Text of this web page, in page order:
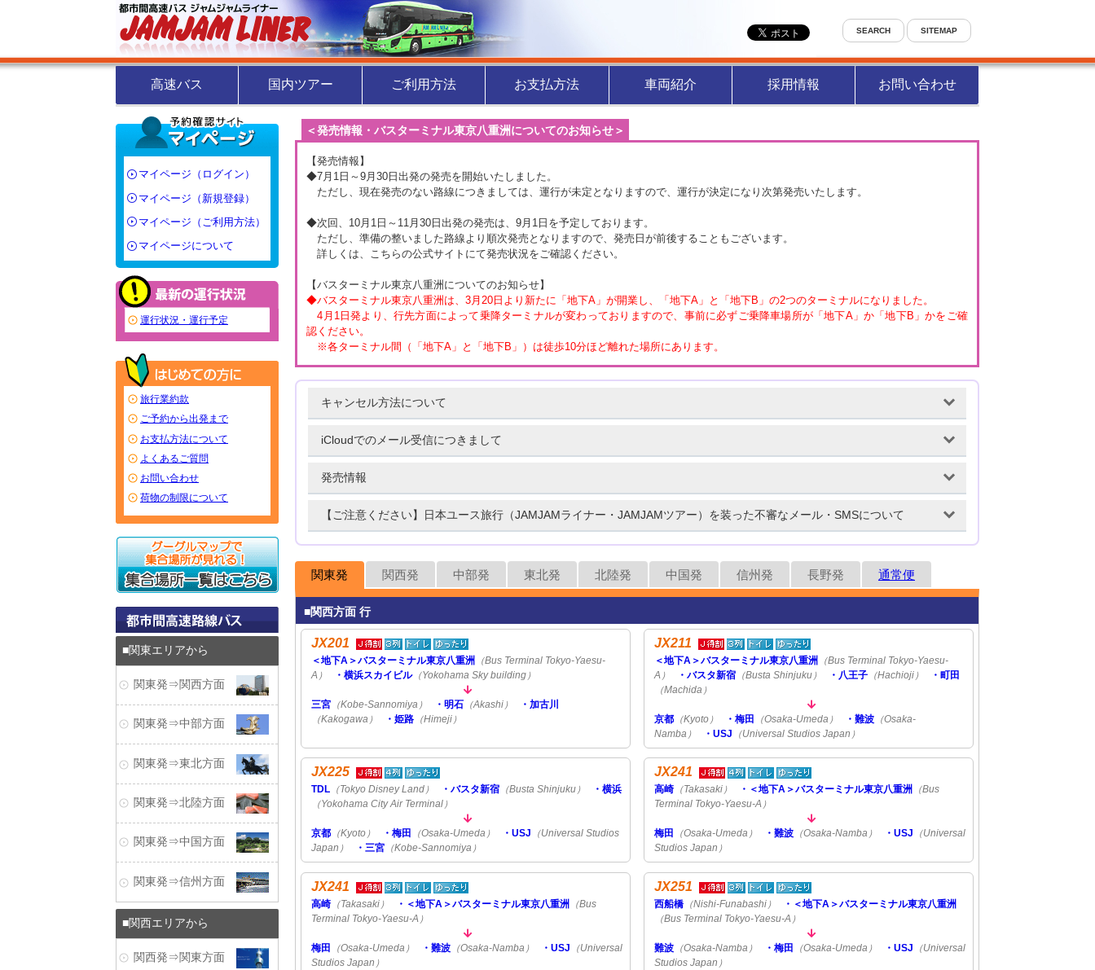
高速バス 国内ツアー ご利用方法 お支払方法 車両紹介 採用情報 お問い合わせ
SEARCH SITEMAP
＜発売情報・バスターミナル東京八重洲についてのお知らせ＞
【発売情報】
◆7月1日～9月30日出発の発売を開始いたしました。
ただし、現在発売のない路線につきましては、運行が未定となりますので、運行が決定になり次第発売いたします。
◆次回、10月1日～11月30日出発の発売は、9月1日を予定しております。
ただし、準備の整いました路線より順次発売となりますので、発売日が前後することもございます。
詳しくは、こちらの公式サイトにて発売状況をご確認ください。
【バスターミナル東京八重洲についてのお知らせ】
◆バスターミナル東京八重洲は、3月20日より新たに「地下A」が開業し、「地下A」と「地下B」の2つのターミナルになりました。
4月1日発より、行先方面によって乗降ターミナルが変わっておりますので、事前に必ずご乗降車場所が「地下A」か「地下B」かをご確
認ください。
※各ターミナル間（「地下A」と「地下B」）は徒歩10分ほど離れた場所にあります。
キャンセル方法について
iCloudでのメール受信につきまして
発売情報
【ご注意ください】日本ユース旅行（JAMJAMライナー・JAMJAMツアー）を装った不審なメール・SMSについて
関東発 関西発 中部発 東北発 北陸発 中国発 信州発 長野発 通常便
関西方面 行
JX201
＜地下A＞バスターミナル東京八重洲
（Bus Terminal Tokyo-Yaesu-
A）
・横浜スカイビル（Yokohama Sky building）
三宮 （Kobe-Sannomiya） ・明石 （Akashi）
・加古川
（Kakogawa）
・姫路 （Himeji）
JX211
＜地下A＞バスターミナル東京八重洲
（Bus Terminal Tokyo-Yaesu-
A）
・バスタ新宿 （Busta Shinjuku） ・八王子 （Hachioji）
・町田
（Machida）
京都 （Kyoto） ・梅田 （Osaka-Umeda） ・難波 （Osaka-
Namba）
・USJ （Universal Studios Japan）
JX225
TDL （Tokyo Disney Land） ・バスタ新宿 （Busta Shinjuku）
・横浜
（Yokohama City Air Terminal）
京都 （Kyoto） ・梅田 （Osaka-Umeda） ・USJ （Universal Studios
Japan）
・三宮 （Kobe-Sannomiya）
JX241
高崎 （Takasaki） ・＜地下A＞バスターミナル東京八重洲
（Bus
Terminal Tokyo-Yaesu-A）
梅田 （Osaka-Umeda） ・難波 （Osaka-Namba） ・USJ
（Universal
Studios Japan）
JX241
高崎 （Takasaki） ・＜地下A＞バスターミナル東京八重洲
（Bus
Terminal Tokyo-Yaesu-A）
梅田 （Osaka-Umeda） ・難波 （Osaka-Namba） ・USJ （Universal
Studios Japan）
JX251
西船橋 （Nishi-Funabashi）
・＜地下A＞バスターミナル東京八重洲
（Bus Terminal Tokyo-Yaesu-A）
難波 （Osaka-Namba） ・梅田 （Osaka-Umeda） ・USJ
（Universal
Studios Japan）
マイページ（ログイン）
マイページ（新規登録）
マイページ（ご利用方法）
マイページについて
運行状況・運行予定
旅行業約款
ご予約から出発まで
お支払方法について
よくあるご質問
お問い合わせ
荷物の制限について
関東エリアから
関東発⇒関西方面
関東発⇒中部方面
関東発⇒東北方面
関東発⇒北陸方面
関東発⇒中国方面
関東発⇒信州方面
関西エリアから
関西発⇒関東方面